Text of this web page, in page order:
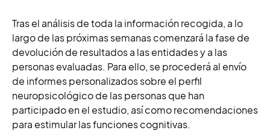
Tras el análisis de toda la información recogida, a lo
largo de las próximas semanas comenzará la fase de
devolución de resultados a las entidades y a las
personas evaluadas. Para ello, se procederá al envío
de informes personalizados sobre el perfil
neuropsicológico de las personas que han
participado en el estudio, así como recomendaciones
para estimular las funciones cognitivas.